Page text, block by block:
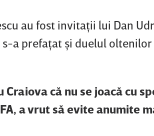
au fost invitaţii lui Dan
a prefaţat şi duelul oltenilor
Craiova că nu se joacă cu
a vrut să evite anumite